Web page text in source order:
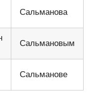
Сальманова
Сальмановым
Сальманове